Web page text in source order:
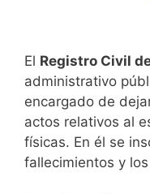
El Registro Civil
administrativo
encargado de
actos relativos al
físicas. En él se
fallecimientos y